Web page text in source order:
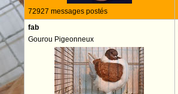
72927 messages postés
fab
Gourou Pigeonneux